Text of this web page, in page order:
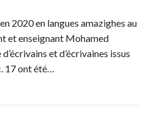
2020 en langues amazighes au
et enseignant Mohamed
et d’écrivaines issus
17 ont été…